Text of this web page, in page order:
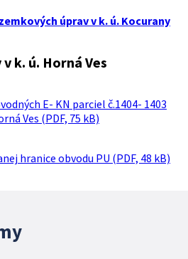
úprav v k. ú. Kocurany
v k. ú. Horná Ves
E- KN parciel č.1404- 1403
Ves (PDF, 75 kB)
hranice obvodu PU (PDF, 48 kB)